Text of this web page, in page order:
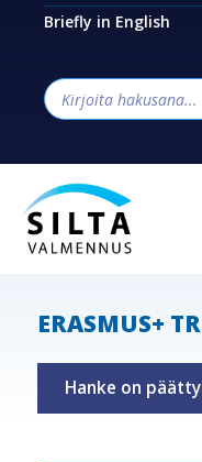
Briefly in English
ERASMUS+
Hanke on